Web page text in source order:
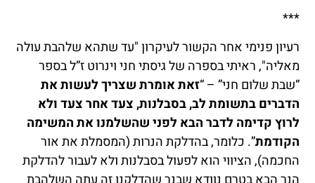
***
רעיון פנימי אחר הקשור לעיקרון "עד שתהא שלהבת עולה
מאליה", ראיתי בספרה של גיסתי חני וינרוט ז”ל בספר
“שבת שלום חני” – “זאת אומרת שצריך לעשות את
הדברים בתשומת לב, בסבלנות, צעד אחר צעד ולא
לרוץ קדימה לדבר הבא לפני שהשלמנו את המשימה
הקודמת”. כלומר, בהדלקת הנרות (המסמלת את אור
החכמה), הציווי הוא לפעול בסבלנות ולא לעבור להדלקת